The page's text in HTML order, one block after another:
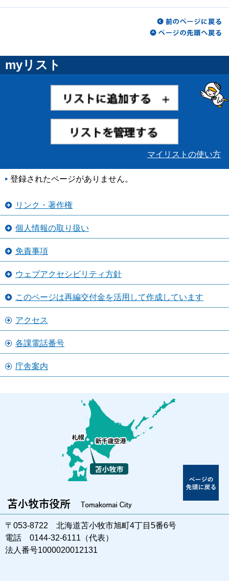
myリスト
マイリストの使い方
登録されたページがありません。
リンク・著作権
個人情報の取り扱い
免責事項
ウェブアクセシビリティ方針
このページは再編交付金を活用して作成しています
アクセス
各課電話番号
庁舎案内
〒053-8722 北海道苫小牧市旭町4丁目5番6号
電話 0144-32-6111（代表）
法人番号1000020012131